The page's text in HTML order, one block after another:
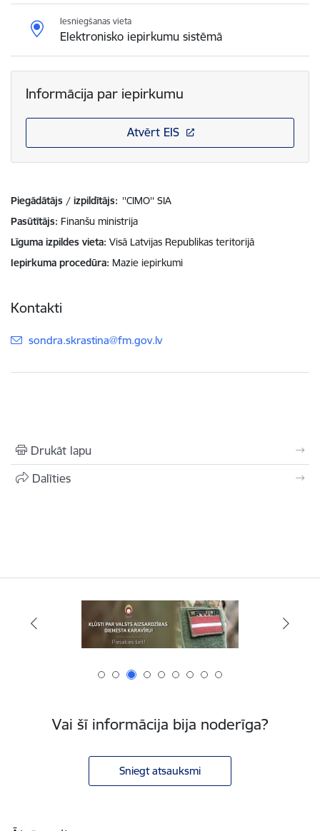
Iesniegšanas vieta
Elektronisko iepirkumu sistēmā
Informācija par iepirkumu
Atvērt EIS
Piegādātājs / izpildītājs: ''CIMO'' SIA
Pasūtītājs Finanšu ministrija
Līguma izpildes vieta Visā Latvijas Republikas teritorijā
Iepirkuma procedūra Mazie iepirkumi
Kontakti
E-pasts:
sondra.skrastina@fm.gov.lv
Drukāt lapu
Dalīties
Vai šī informācija bija noderīga?
Sniegt atsauksmi